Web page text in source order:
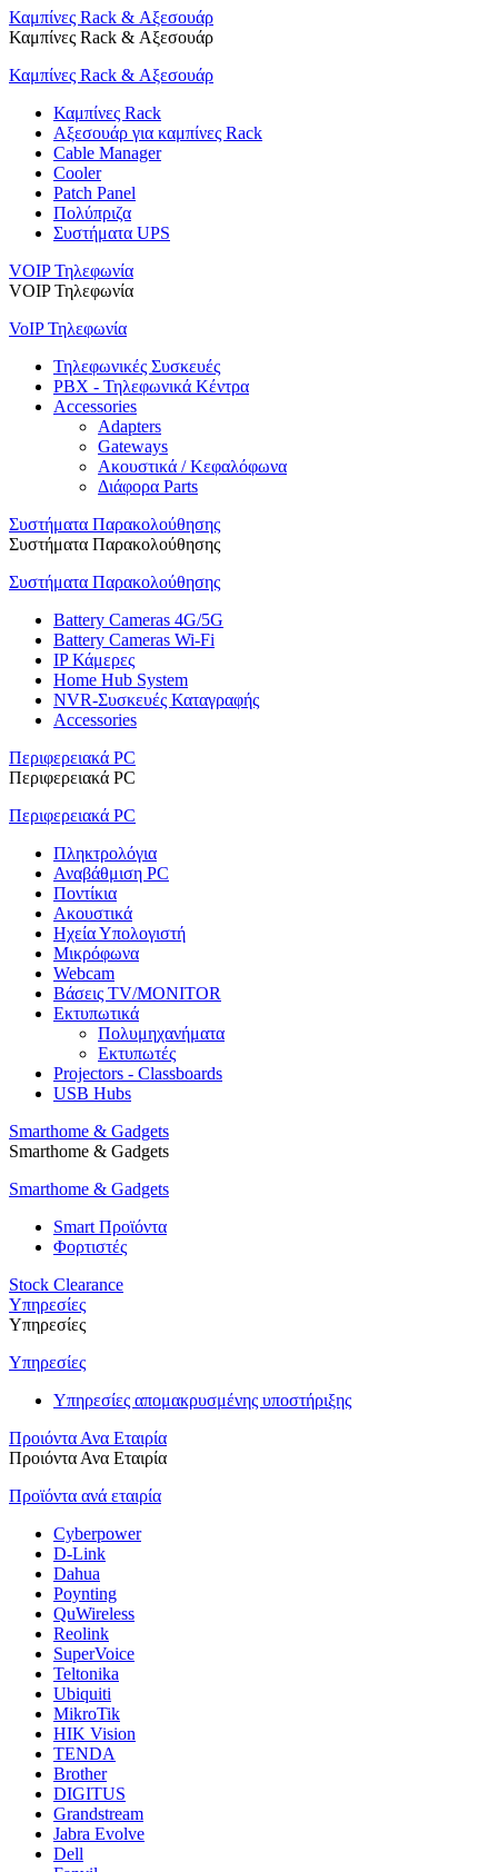
Καμπίνες Rack & Αξεσουάρ
Καμπίνες Rack & Αξεσουάρ
Καμπίνες Rack & Αξεσουάρ
Καμπίνες Rack
Αξεσουάρ για καμπίνες Rack
Cable Manager
Cooler
Patch Panel
Πολύπριζα
Συστήματα UPS
VOIP Τηλεφωνία
VOIP Τηλεφωνία
VoIP Τηλεφωνία
Τηλεφωνικές Συσκευές
PBX - Τηλεφωνικά Κέντρα
Accessories
Adapters
Gateways
Ακουστικά / Κεφαλόφωνα
Διάφορα Parts
Συστήματα Παρακολούθησης
Συστήματα Παρακολούθησης
Συστήματα Παρακολούθησης
Battery Cameras 4G/5G
Battery Cameras Wi-Fi
IP Κάμερες
Home Hub System
NVR-Συσκευές Καταγραφής
Accessories
Περιφερειακά PC
Περιφερειακά PC
Περιφερειακά PC
Πληκτρολόγια
Αναβάθμιση PC
Ποντίκια
Ακουστικά
Ηχεία Υπολογιστή
Μικρόφωνα
Webcam
Βάσεις TV/MONITOR
Εκτυπωτικά
Πολυμηχανήματα
Εκτυπωτές
Projectors - Classboards
USB Hubs
Smarthome & Gadgets
Smarthome & Gadgets
Smarthome & Gadgets
Smart Προϊόντα
Φορτιστές
Stock Clearance
Υπηρεσίες
Υπηρεσίες
Υπηρεσίες
Υπηρεσίες απομακρυσμένης υποστήριξης
Προιόντα Ανα Εταιρία
Προιόντα Ανα Εταιρία
Προϊόντα ανά εταιρία
Cyberpower
D-Link
Dahua
Poynting
QuWireless
Reolink
SuperVoice
Teltonika
Ubiquiti
MikroTik
HIK Vision
TENDA
Brother
DIGITUS
Grandstream
Jabra Evolve
Dell